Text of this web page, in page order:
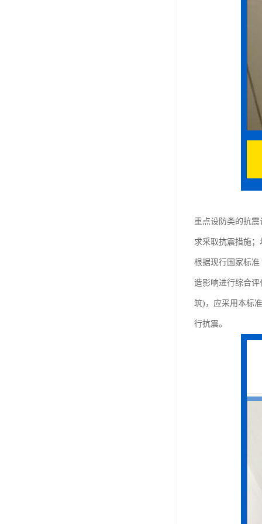
重点设防类的抗
求采取抗震措施
根据现行国家标准
造影响进行综合
筑)，应采用本标
行抗震。